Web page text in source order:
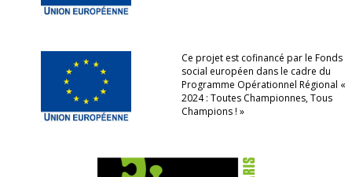
Ce projet est cofinancé par le Fonds
social européen dans le cadre du
Programme Opérationnel Régional «
2024 : Toutes Championnes, Tous
Champions ! »